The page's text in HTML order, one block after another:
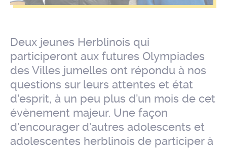
Deux jeunes Herblinois qui
participeront aux futures Olympiades
des Villes jumelles ont répondu à nos
questions sur leurs attentes et état
d’esprit, à un peu plus d’un mois de cet
évènement majeur. Une façon
d’encourager d’autres adolescents et
adolescentes herblinois de participer à